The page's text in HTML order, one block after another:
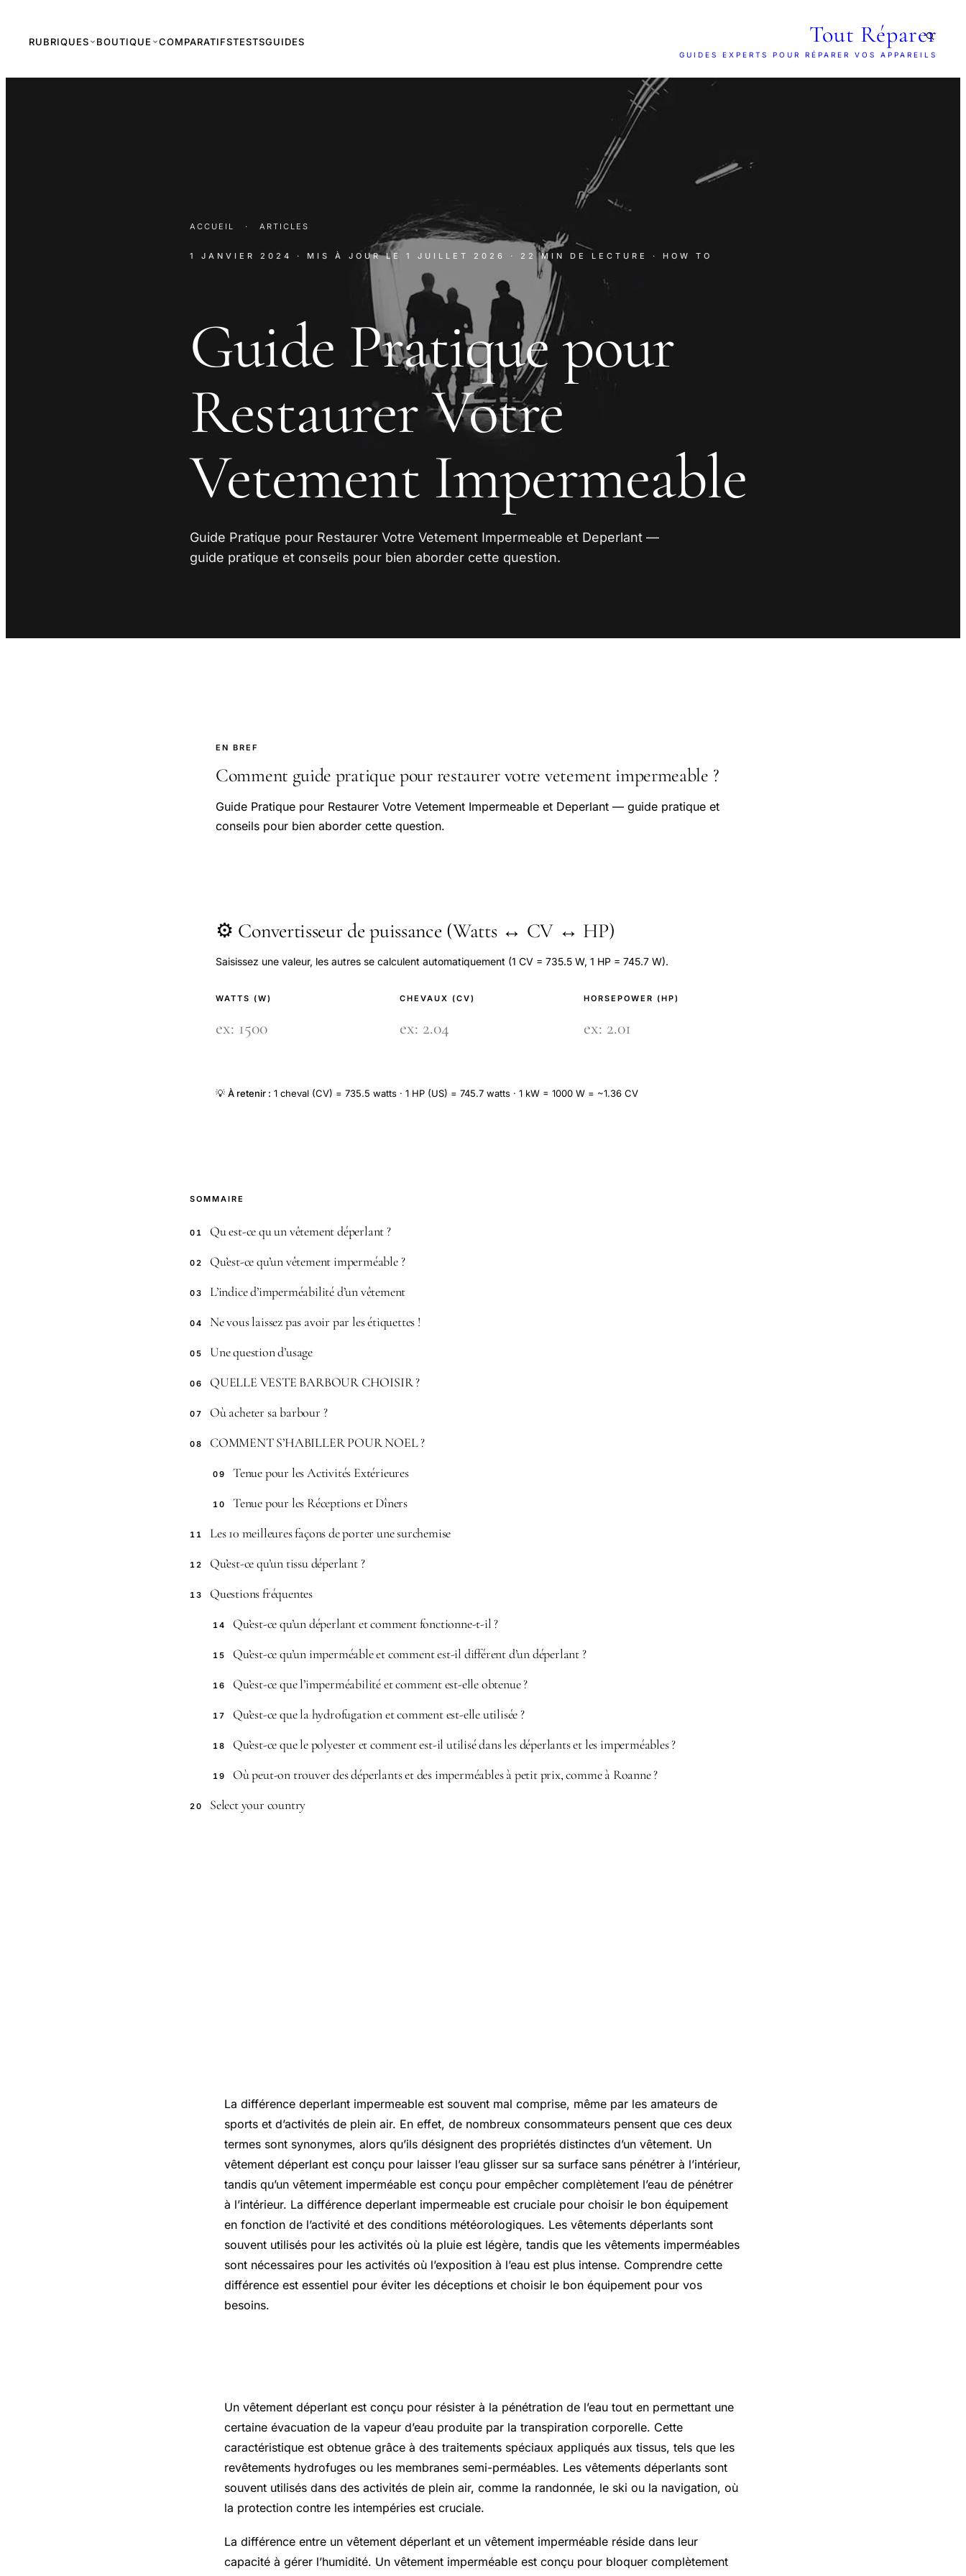
RUBRIQUES BOUTIQUE COMPARATIFSTESTSGUIDES Tout Réparer
GUIDES EXPERTS POUR RÉPARER VOS APPAREILS
ACCUEIL · ARTICLES
1 JANVIER 2024 · MIS À JOUR LE 1 JUILLET 2026 · 22 MIN DE LECTURE · HOW TO
Guide Pratique pour
Restaurer Votre
Vetement Impermeable
Guide Pratique pour Restaurer Votre Vetement Impermeable et Deperlant —
guide pratique et conseils pour bien aborder cette question.
EN BREF
Comment guide pratique pour restaurer votre vetement impermeable ?
Guide Pratique pour Restaurer Votre Vetement Impermeable et Deperlant — guide pratique et
conseils pour bien aborder cette question.
⚙️ Convertisseur de puissance (Watts ↔ CV ↔ HP)
Saisissez une valeur, les autres se calculent automatiquement (1 CV = 735.5 W, 1 HP = 745.7 W).
WATTS (W) CHEVAUX (CV) HORSEPOWER (HP)
💡 À retenir : 1 cheval (CV) = 735.5 watts · 1 HP (US) = 745.7 watts · 1 kW = 1000 W = ~1.36 CV
SOMMAIRE
01 Qu est-ce qu un vêtement déperlant ?
02 Qu’est-ce qu’un vêtement imperméable ?
03 L’indice d’imperméabilité d’un vêtement
04 Ne vous laissez pas avoir par les étiquettes !
05 Une question d’usage
06 QUELLE VESTE BARBOUR CHOISIR ?
07 Où acheter sa barbour ?
08 COMMENT S’HABILLER POUR NOEL ?
09 Tenue pour les Activités Extérieures
10 Tenue pour les Réceptions et Dîners
11 Les 10 meilleures façons de porter une surchemise
12 Qu’est-ce qu’un tissu déperlant ?
13 Questions fréquentes
14 Qu’est-ce qu’un déperlant et comment fonctionne-t-il ?
15 Qu’est-ce qu’un imperméable et comment est-il différent d’un déperlant ?
16 Qu’est-ce que l’imperméabilité et comment est-elle obtenue ?
17 Qu’est-ce que la hydrofugation et comment est-elle utilisée ?
18 Qu’est-ce que le polyester et comment est-il utilisé dans les déperlants et les imperméables ?
19 Où peut-on trouver des déperlants et des imperméables à petit prix, comme à Roanne ?
20 Select your country
La différence deperlant impermeable est souvent mal comprise, même par les amateurs de
sports et d’activités de plein air. En effet, de nombreux consommateurs pensent que ces deux
termes sont synonymes, alors qu’ils désignent des propriétés distinctes d’un vêtement. Un
vêtement déperlant est conçu pour laisser l’eau glisser sur sa surface sans pénétrer à l’intérieur,
tandis qu’un vêtement imperméable est conçu pour empêcher complètement l’eau de pénétrer
à l’intérieur. La différence deperlant impermeable est cruciale pour choisir le bon équipement
en fonction de l’activité et des conditions météorologiques. Les vêtements déperlants sont
souvent utilisés pour les activités où la pluie est légère, tandis que les vêtements imperméables
sont nécessaires pour les activités où l’exposition à l’eau est plus intense. Comprendre cette
différence est essentiel pour éviter les déceptions et choisir le bon équipement pour vos
besoins.
Un vêtement déperlant est conçu pour résister à la pénétration de l’eau tout en permettant une
certaine évacuation de la vapeur d’eau produite par la transpiration corporelle. Cette
caractéristique est obtenue grâce à des traitements spéciaux appliqués aux tissus, tels que les
revêtements hydrofuges ou les membranes semi-perméables. Les vêtements déperlants sont
souvent utilisés dans des activités de plein air, comme la randonnée, le ski ou la navigation, où
la protection contre les intempéries est cruciale.
La différence entre un vêtement déperlant et un vêtement imperméable réside dans leur
capacité à gérer l’humidité. Un vêtement imperméable est conçu pour bloquer complètement